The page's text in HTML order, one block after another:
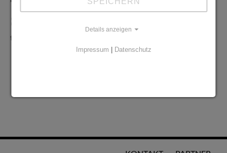
tipps@stadtglanz.de
Details anzeigen
Impressum | Datenschutz